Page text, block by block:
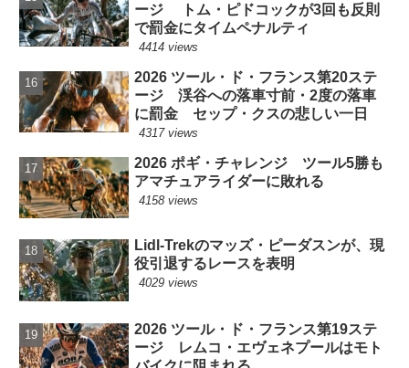
ージ トム・ピドコックが3回も反則
で罰金にタイムペナルティ
4414 views
2026 ツール・ド・フランス第20ステ
ージ 渓谷への落車寸前・2度の落車
に罰金 セップ・クスの悲しい一日
4317 views
2026 ポギ・チャレンジ ツール5勝も
アマチュアライダーに敗れる
4158 views
Lidl-Trekのマッズ・ピーダスンが、現
役引退するレースを表明
4029 views
2026 ツール・ド・フランス第19ステ
ージ レムコ・エヴェネプールはモト